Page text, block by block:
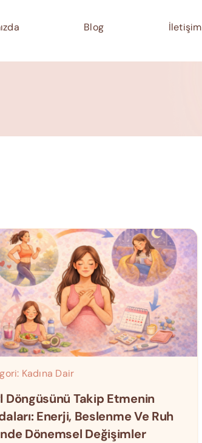
Blog İletişim
Kadına Dair
Döngüsünü Takip Etmenin
Enerji, Beslenme Ve Ruh
Dönemsel Değişimler